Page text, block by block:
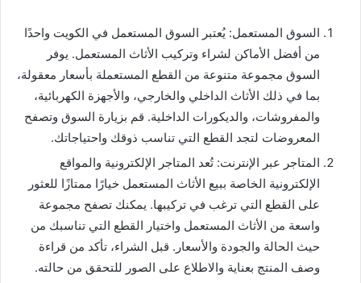
السوق المستعمل: يُعتبر السوق المستعمل في الكويت واحدًا
من أفضل الأماكن لشراء وتركيب الأثاث المستعمل. يوفر
السوق مجموعة متنوعة من القطع المستعملة بأسعار معقولة،
بما في ذلك الأثاث الداخلي والخارجي، والأجهزة الكهربائية،
والمفروشات، والديكورات الداخلية. قم بزيارة السوق وتصفح
المعروضات لتجد القطع التي تناسب ذوقك واحتياجاتك.
المتاجر عبر الإنترنت: تُعد المتاجر الإلكترونية والمواقع
الإلكترونية الخاصة ببيع الأثاث المستعمل خيارًا ممتازًا للعثور
على القطع التي ترغب في تركيبها. يمكنك تصفح مجموعة
واسعة من الأثاث المستعمل واختيار القطع التي تناسبك من
حيث الحالة والجودة والأسعار. قبل الشراء، تأكد من قراءة
وصف المنتج بعناية والاطلاع على الصور للتحقق من حالته.